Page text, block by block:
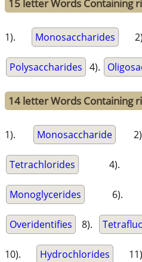
15 letter Words Containing
1). Monosaccharides
Polysaccharides 4).
14 letter Words Containing
1). Monosaccharide
Tetrachlorides 4).
Monoglycerides
Overidentifies 8).
10). Hydrochlorides